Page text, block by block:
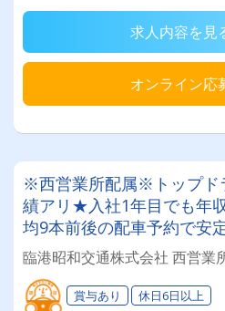
求人内容を見
オンライン応
※西営業所配属※トップド
績アリ★入社1年目でも年
均9本前後の配車予約で安
リアでタクシードライバー
せんか？＜未経験者大歓迎
臨港昭和交通株式会社 西営業
賞与あり 休日6日以上